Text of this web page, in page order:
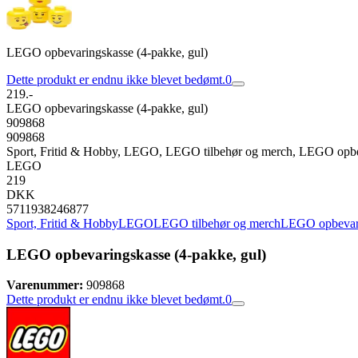
LEGO opbevaringskasse (4-pakke, gul)
Dette produkt er endnu ikke blevet bedømt.0
219.-
LEGO opbevaringskasse (4-pakke, gul)
909868
909868
Sport, Fritid & Hobby, LEGO, LEGO tilbehør og merch, LEGO
LEGO
219
DKK
5711938246877
Sport, Fritid & HobbyLEGOLEGO tilbehør og merchLEGO
LEGO opbevaringskasse (4-pakke, gul)
Varenummer: 909868
Dette produkt er endnu ikke blevet bedømt.0